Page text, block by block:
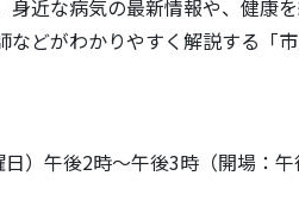
身近な病気の最新情報や、健康
どがわかりやすく解説する「
）午後2時～午後3時（開場：午